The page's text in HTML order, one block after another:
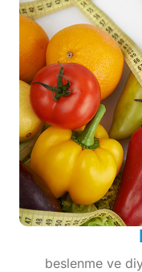
beslenme ve